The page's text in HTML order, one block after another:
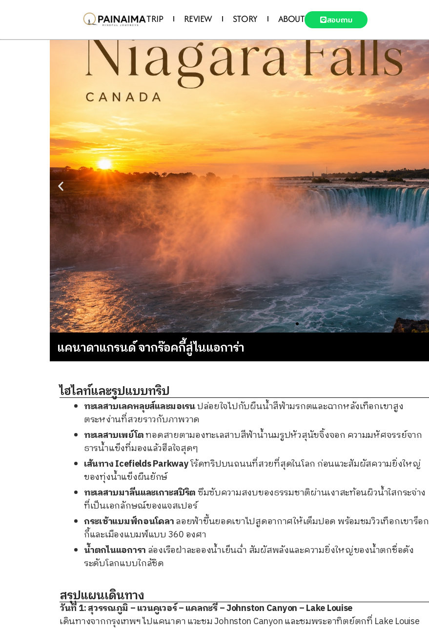
TRIP REVIEW STORY ABOUT สอบถาม
แคนาดาแกรนด์ จากร๊อคกี้สู่ไนแอการ่า
ไฮไลท์และรูปแบบทริป
ทะเลสาบเลคหลุยส์และมอเรนปล่อยใจไปกับผืนน้ำสีฟ้ามรกตและฉากหลังเทือกเขาสูง
ตระหง่านที่สวยราวกับภาพวาด
ทะเลสาบเพย์โตทอดสายตามองทะเลสาบสีฟ้าน้ำนมรูปหัวสุนัขจิ้งจอก ความมหัศจรรย์จาก
ธารน้ำแข็งที่มองแล้วฮีลใจสุดๆ
เส้นทาง Icefields Parkwayโร้ดทริปบนถนนที่สวยที่สุดในโลก ก่อนแวะสัมผัสความยิ่งใหญ่
ของทุ่งน้ำแข็งผืนยักษ์
ทะเลสาบมาลีนและเกาะสปิริตซึมซับความสงบของธรรมชาติผ่านเงาสะท้อนผิวน้ำใสกระจ่าง
ที่เป็นเอกลักษณ์ของแจสเปอร์
กระเช้าแบมฟ์กอนโดลาลอยฟ้าขึ้นยอดเขาไปสูดอากาศให้เต็มปอด พร้อมชมวิวเทือกเขาร็อก
กี้และเมืองแบมฟ์แบบ 360 องศา
น้ำตกไนแอการา ล่องเรือฝ่าละอองน้ำเย็นฉ่ำ สัมผัสพลังและความยิ่งใหญ่ของน้ำตกชื่อดัง
ระดับโลกแบบใกล้ชิด
สรุปแผนเดินทาง
วันที่ 1: สุวรรณภูมิ – แวนคูเวอร์ – แคลกะรี – Johnston Canyon – Lake Louise
เดินทางจากกรุงเทพฯ ไปแคนาดา แวะชม Johnston Canyon และชมพระอาทิตย์ตกที่ Lake Louise